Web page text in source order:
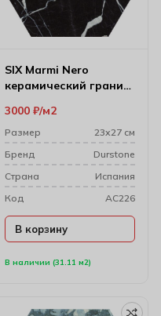
SIX Marmi Nero
керамический гранит
В наличии (31.11 м2)
3000 ₽ м2
Размер
23х27 см
Бренд
Durstone
Cтрана
Испания
Код
AC226
В корзину